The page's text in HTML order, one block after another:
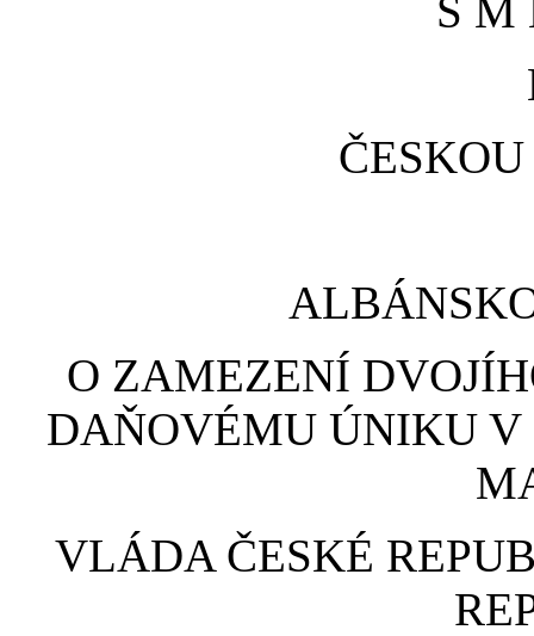
S M
O ZAMEZENÍ
DAŇOVÉMU ÚNIKU V
VLÁDA ČESKÉ